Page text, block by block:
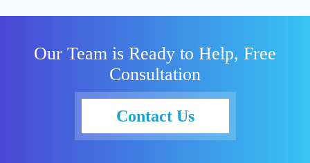
Our Team is Ready to Help, Free
Consultation
Contact Us